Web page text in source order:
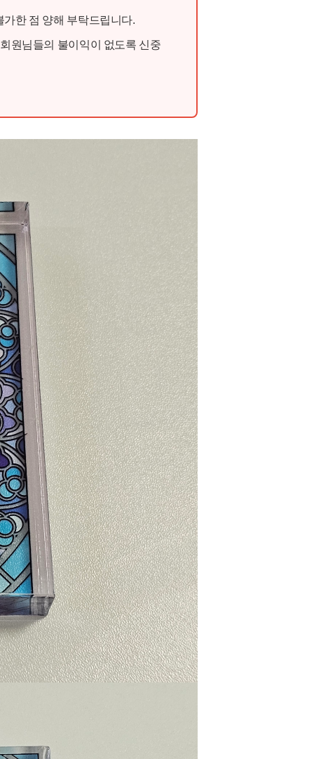
한 점 양해 부탁드립니다.
원님들의 불이익이 없도록 신중